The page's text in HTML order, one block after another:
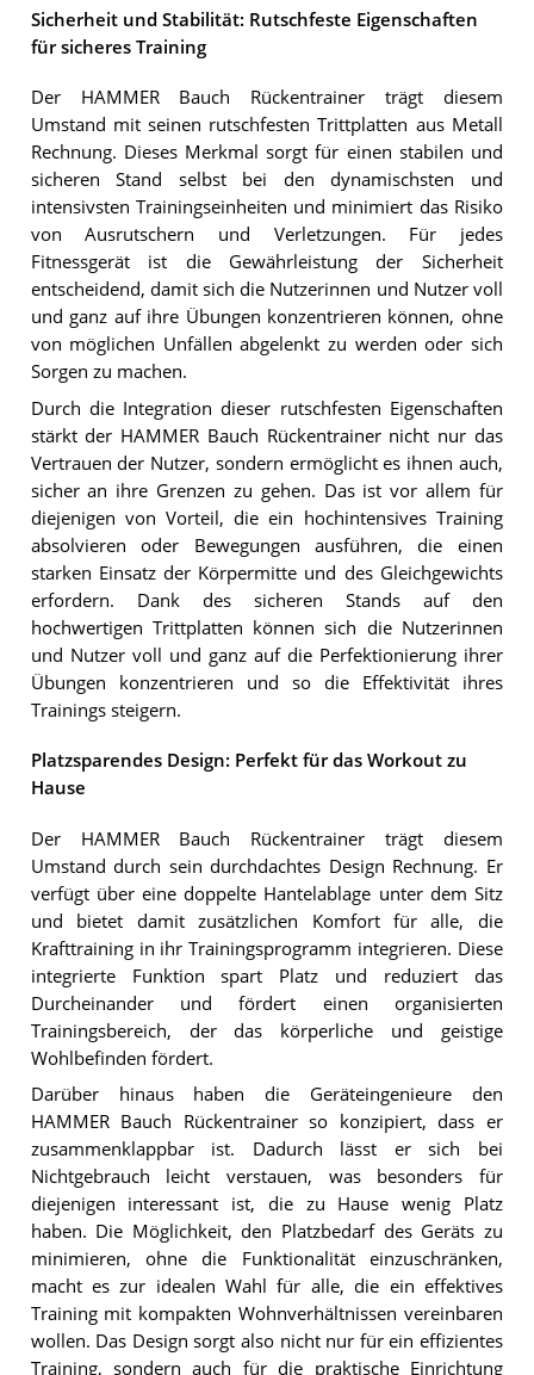
Sicherheit und Stabilität: Rutschfeste Eigenschaften
für sicheres Training
Der HAMMER Bauch Rückentrainer trägt diesem
Umstand mit seinen rutschfesten Trittplatten aus Metall
Rechnung. Dieses Merkmal sorgt für einen stabilen und
sicheren Stand selbst bei den dynamischsten und
intensivsten Trainingseinheiten und minimiert das Risiko
von Ausrutschern und Verletzungen. Für jedes
Fitnessgerät ist die Gewährleistung der Sicherheit
entscheidend, damit sich die Nutzerinnen und Nutzer voll
und ganz auf ihre Übungen konzentrieren können, ohne
von möglichen Unfällen abgelenkt zu werden oder sich
Sorgen zu machen.
Durch die Integration dieser rutschfesten Eigenschaften
stärkt der HAMMER Bauch Rückentrainer nicht nur das
Vertrauen der Nutzer, sondern ermöglicht es ihnen auch,
sicher an ihre Grenzen zu gehen. Das ist vor allem für
diejenigen von Vorteil, die ein hochintensives Training
absolvieren oder Bewegungen ausführen, die einen
starken Einsatz der Körpermitte und des Gleichgewichts
erfordern. Dank des sicheren Stands auf den
hochwertigen Trittplatten können sich die Nutzerinnen
und Nutzer voll und ganz auf die Perfektionierung ihrer
Übungen konzentrieren und so die Effektivität ihres
Trainings steigern.
Platzsparendes Design: Perfekt für das Workout zu
Hause
Der HAMMER Bauch Rückentrainer trägt diesem
Umstand durch sein durchdachtes Design Rechnung. Er
verfügt über eine doppelte Hantelablage unter dem Sitz
und bietet damit zusätzlichen Komfort für alle, die
Krafttraining in ihr Trainingsprogramm integrieren. Diese
integrierte Funktion spart Platz und reduziert das
Durcheinander und fördert einen organisierten
Trainingsbereich, der das körperliche und geistige
Wohlbefinden fördert.
Darüber hinaus haben die Geräteingenieure den
HAMMER Bauch Rückentrainer so konzipiert, dass er
zusammenklappbar ist. Dadurch lässt er sich bei
Nichtgebrauch leicht verstauen, was besonders für
diejenigen interessant ist, die zu Hause wenig Platz
haben. Die Möglichkeit, den Platzbedarf des Geräts zu
minimieren, ohne die Funktionalität einzuschränken,
macht es zur idealen Wahl für alle, die ein effektives
Training mit kompakten Wohnverhältnissen vereinbaren
wollen. Das Design sorgt also nicht nur für ein effizientes
Training, sondern auch für die praktische Einrichtung